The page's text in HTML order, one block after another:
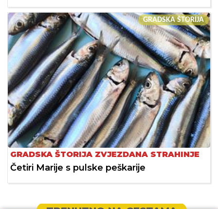
GRADSKA ŠTORIJA
GRADSKA ŠTORIJA ZVJEZDANA STRAHINJE
Četiri Marije s pulske peškarije